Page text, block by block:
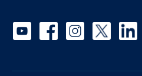
Social media